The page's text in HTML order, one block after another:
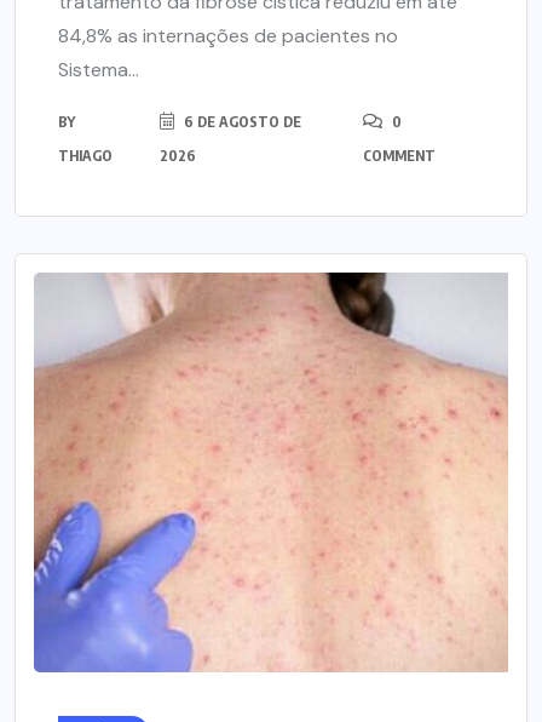
84,8% as internações de pacientes no
Sistema...
BY
THIAGO
6 DE AGOSTO DE
2026
0
COMMENT